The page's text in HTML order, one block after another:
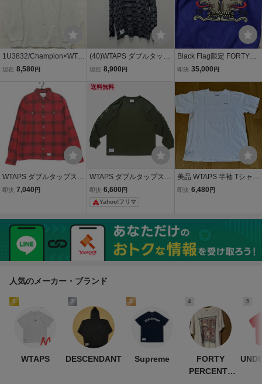
1U3832/Champion×WTA
PS 長袖Tシャツ C8-B413
現在 8,580 円
(40)WTAPS ダブルタップ
ス 23SS 長袖Tシャツ 2 コ
-CSM20 WTAPS URBAN
TERRITORY ロゴ 刺繍 37
961034354
現在 8,900 円
Black Flag限定 FORTYス
タジャン wtaps ダブルタ
ッグ descendant ディセ
ンダント 40% bull ink ブ
即決 35,000 円
WTAPS ダブルタップス
長袖シャツ メンズ 【中
即決 7,040 円
送料無料
WTAPS ダブルタップス
長袖Tシャツ ロンT オリー
ブ
即決 6,600 円
Yahoo!フリマ
美品 WTAPS 半袖 Tシャツ
白 ホワイト 半袖Tシャツ
即決 6,480 円
人気のメーカー・ブランド
1
WTAPS
2
DESCENDANT
3
Supreme
4
FORTY
PERCENTS
5